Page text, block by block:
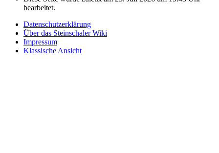
bearbeitet.
Datenschutzerklärung
Über das Steinschaler Wiki
Impressum
Klassische Ansicht